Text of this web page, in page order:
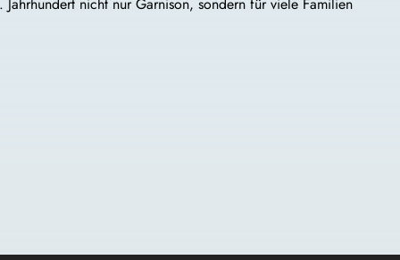
nicht nur Garnison, sondern für viele Familien